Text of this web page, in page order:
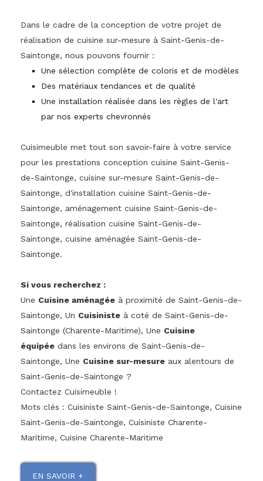
Dans le cadre de la conception de votre projet de
réalisation de cuisine sur-mesure à Saint-Genis-de-
Saintonge, nous pouvons fournir :
Une sélection complète de coloris et de modèles
Des matériaux tendances et de qualité
Une installation réalisée dans les règles de l'art
par nos experts chevronnés
Cuisimeuble met tout son savoir-faire à votre service
pour les prestations conception cuisine Saint-Genis-
de-Saintonge, cuisine sur-mesure Saint-Genis-de-
Saintonge, d'installation cuisine Saint-Genis-de-
Saintonge, aménagement cuisine Saint-Genis-de-
Saintonge, réalisation cuisine Saint-Genis-de-
Saintonge, cuisine aménagée Saint-Genis-de-
Saintonge.
Si vous recherchez :
Une Cuisine aménagée à proximité de Saint-Genis-de-
Saintonge, Un Cuisiniste à coté de Saint-Genis-de-
Saintonge (Charente-Maritime), Une Cuisine
équipée dans les environs de Saint-Genis-de-
Saintonge, Une Cuisine sur-mesure aux alentours de
Saint-Genis-de-Saintonge ?
Contactez Cuisimeuble !
Mots clés : Cuisiniste Saint-Genis-de-Saintonge, Cuisine
Saint-Genis-de-Saintonge, Cuisiniste Charente-
Maritime, Cuisine Charente-Maritime
EN SAVOIR +